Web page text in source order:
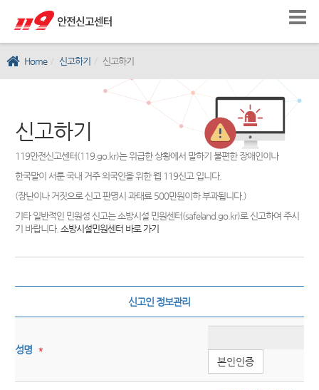
Home 신고하기 신고하기
신고하기
119안전신고센터(119.go.kr)는 위급한 상황에서 말하기 불편한 장애인이나
한국말이 서툰 국내 거주 외국인을 위한 웹 119신고 입니다.
(장난이나 거짓으로 신고 판명시 과태료 500만원이하 부과됩니다.)
기타 일반적인 민원성 신고는 소방시설 민원센터(safeland.go.kr)로 신고하여 주시
기 바랍니다. 소방시설민원센터 바로 가기
신고인 정보관리
성명 *
본인인증